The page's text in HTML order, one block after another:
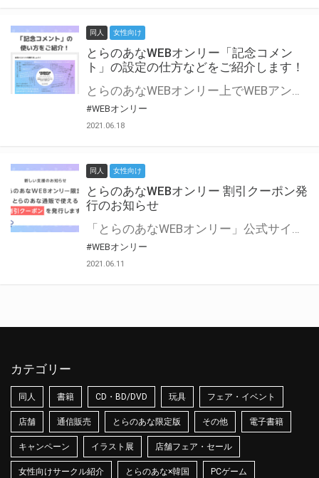
同人 女性向け
とらのあなWEBオンリー「記念コメン
ト」の設定の仕方などをご紹介します！
とらのあなWEBオンリー上でWEBアンソロジーが作成できる「記念コメント」について、その使い方や作成手順を解説します！ 支援タイプを「サークル参加型」「サークル参加型・マルシェ(イベント会場)機能付き」でお申し込みいただいている主催者様はぜひご活用ください♪ とらのあなWEBオンリーサイトはこちら
#WEBオンリー
2021.06.18
同人 女性向け
とらのあなWEBオンリー 割引クーポン発
行のお知らせ
「とらのあなWEBオンリー」公式サイトでとらのあな通販の「割引クーポン」を配布中！ イベントごとに開催当日限定で使える割引クーポンのシリアルコードを発行します。 とらのあなWEBオンリーのページをチェックして、イベント当日にお得にお買い物を楽しみましょう♪ ※本キャンペーンは予告なく終了する場合がございます。 とらのあなWEBオンリーサイトはこちら
#WEBオンリー
2021.06.11
カテゴリー
同人 書籍 CD・BD/DVD 玩具 フェア・イベント
店舗 通信販売 とらのあな限定版 その他 電子書籍
キャンペーン イラスト展 店舗フェア・セール
女性向けサークル紹介 とらのあな×韓国 PCゲーム